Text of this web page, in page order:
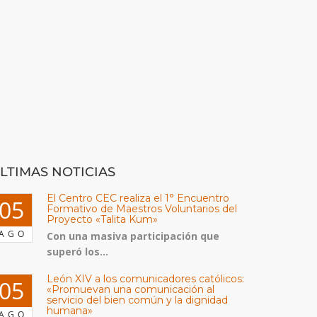
NOTICIAS
El Centro CEC realiza el 1° Encuentro
Formativo de Maestros Voluntarios del
Proyecto «Talita Kum»
Con una masiva participación que
superó los...
León XIV a los comunicadores católicos:
«Promuevan una comunicación al
servicio del bien común y la dignidad
humana»